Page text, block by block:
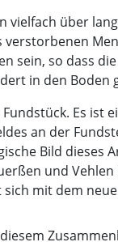
über
sein, so dass
in den Boden
Es ist
an der
Bild dieses
und
mit dem